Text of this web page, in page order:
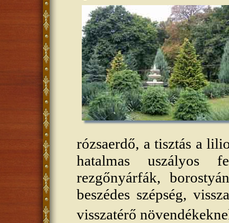
rózsaerdő, a tisztás a
hatalmas uszályos
rezgőnyárfák,
beszédes szépség,
visszatérő